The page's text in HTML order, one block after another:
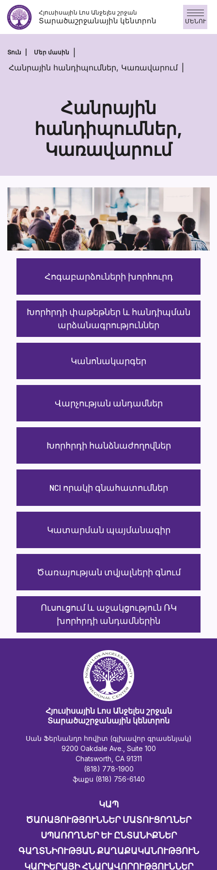
Skip
to
content
Հյուսիսային Լոս Անջելես շրջան
Տարածաշրջանային կենտրոն ՄԵՆՈՒ
Տուն Մեր մասին
Հանրային հանդիպումներ, Կառավարում
Հանրային
հանդիպումներ,
Կառավարում
Հանրային
Հոգաբարձուների խորհուրդ
Խորհրդի փաթեթներ և հանդիպման
արձանագրություններ
Կանոնակարգեր
Վարչության անդամներ
Խորհրդի հանձնաժողովներ
NCI որակի գնահատումներ
Կատարման պայմանագիր
Ծառայության տվյալների գնում
Ուսուցում և աջակցություն ՌԿ
խորհրդի անդամներին
Հյուսիսային Լոս Անջելես շրջան
Տարածաշրջանային կենտրոն
Սան Ֆերնանդո հովիտ (գլխավոր գրասենյակ)
9200 Oakdale Ave., Suite 100
Chatsworth, CA 91311
(818) 778-1900
ֆաքս (818) 756-6140
ԿԱՊ
ԾԱՌԱՅՈՒԹՅՈՒՆՆԵՐ ՄԱՏՈՒՑՈՂՆԵՐ
ՍՊԱՌՈՂՆԵՐ ԵՒ ԸՆՏԱՆԻՔՆԵՐ
ԳԱՂՏՆԻՈՒԹՅԱՆ ՔԱՂԱՔԱԿԱՆՈՒԹՅՈՒՆ
ԿԱՐԻԵՐԱՅԻ ՀՆԱՐԱՎՈՐՈՒԹՅՈՒՆՆԵՐ